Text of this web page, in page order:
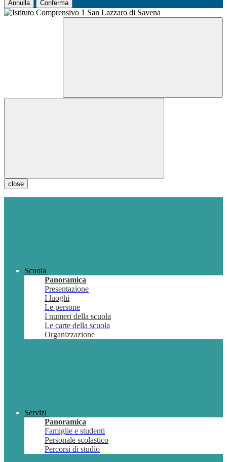
Annulla Conferma
close
Scuola
Panoramica
Presentazione
I luoghi
Le persone
I numeri della scuola
Le carte della scuola
Organizzazione
Servizi
Panoramica
Famiglie e studenti
Personale scolastico
Percorsi di studio